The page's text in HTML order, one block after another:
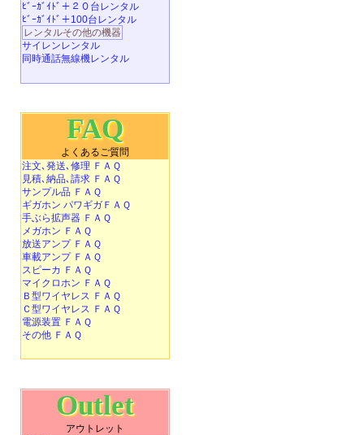
ﾋﾞｰｶﾞｲﾄﾞ＋２０台レンタル
ﾋﾞｰｶﾞｲﾄﾞ＋100台レンタル
レンタルその他の機器
サイレンレンタル
同時通話無線機レンタル
FAQ
よくあるご質問
注文､発送､修理 ＦＡＱ
見積､納品､請求 ＦＡＱ
サンプル品 ＦＡＱ
ギガホン パワギガＦＡＱ
手ぶら拡声器 ＦＡＱ
メガホン ＦＡＱ
放送アンプ ＦＡＱ
車載アンプ ＦＡＱ
スピーカ ＦＡＱ
マイクロホン ＦＡＱ
Ｂ型ワイヤレス ＦＡＱ
Ｃ型ワイヤレス ＦＡＱ
電源装置 ＦＡＱ
その他 ＦＡＱ
Outlet
アウトレット